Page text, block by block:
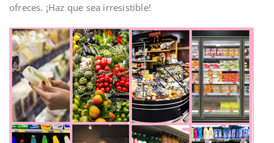
ofreces. ¡Haz que sea irresistible!